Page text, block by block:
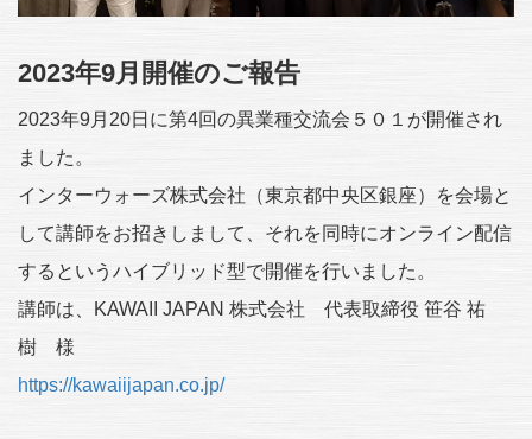
2023年9月開催のご報告
2023年9月20日に第4回の異業種交流会５０１が開催され
ました。
インターウォーズ株式会社（東京都中央区銀座）を会場と
して講師をお招きしまして、それを同時にオンライン配信
するというハイブリッド型で開催を行いました。
講師は、KAWAII JAPAN 株式会社 代表取締役 笹谷 祐
樹 様
https://kawaiijapan.co.jp/